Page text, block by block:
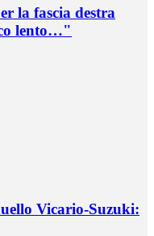
la fascia destra
lento…"
Vicario-Suzuki: